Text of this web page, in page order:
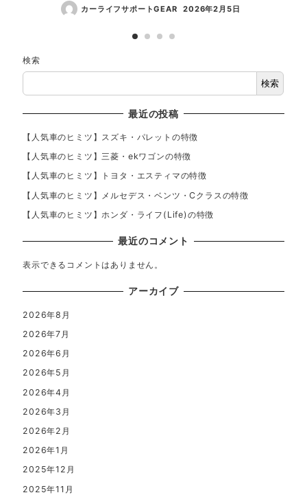
カーライフサポートGEAR 2026年2月5日
検索
検索
最近の投稿
【人気車のヒミツ】スズキ・パレットの特徴
【人気車のヒミツ】三菱・ekワゴンの特徴
【人気車のヒミツ】トヨタ・エスティマの特徴
【人気車のヒミツ】メルセデス・ベンツ・Cクラスの特徴
【人気車のヒミツ】ホンダ・ライフ(Life)の特徴
最近のコメント
表示できるコメントはありません。
アーカイブ
2026年8月
2026年7月
2026年6月
2026年5月
2026年4月
2026年3月
2026年2月
2026年1月
2025年12月
2025年11月